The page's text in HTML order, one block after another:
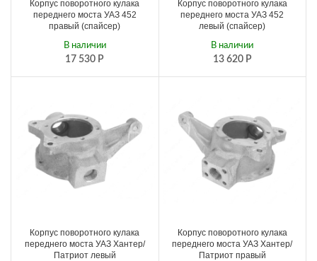
Корпус поворотного кулака
переднего моста УАЗ 452
правый (спайсер)
17 530 Р
В наличии
Корпус поворотного кулака
переднего моста УАЗ 452
левый (спайсер)
13 620 Р
В наличии
Корпус поворотного кулака
переднего моста УАЗ Хантер/
Патриот левый
Корпус поворотного кулака
переднего моста УАЗ Хантер/
Патриот правый